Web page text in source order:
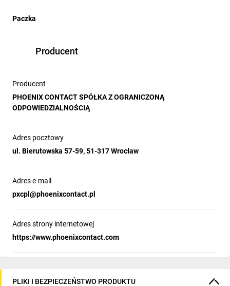
Paczka
Producent
Producent
PHOENIX CONTACT SPÓŁKA Z OGRANICZONĄ
ODPOWIEDZIALNOŚCIĄ
Adres pocztowy
ul. Bierutowska 57-59, 51-317 Wrocław
Adres e-mail
pxcpl@phoenixcontact.pl
Adres strony internetowej
https://www.phoenixcontact.com
PLIKI I BEZPIECZEŃSTWO PRODUKTU